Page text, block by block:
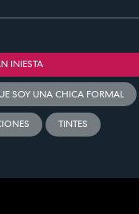
INIESTA
SOY UNA CHICA FORMAL
TINTES